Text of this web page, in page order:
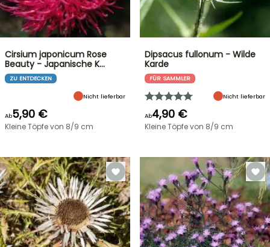
Cirsium japonicum Rose
Beauty - Japanische K…
ZU ENTDECKEN
Nicht lieferbar
Ab5,90 €
Kleine Töpfe von 8/9 cm
Dipsacus fullonum - Wilde
Karde
FÜR SAMMLER
Nicht lieferbar
Ab4,90 €
Kleine Töpfe von 8/9 cm